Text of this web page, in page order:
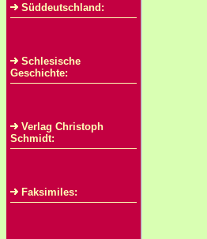
Süddeutschland:
Schlesische
Geschichte:
Verlag Christoph
Schmidt:
Faksimiles: